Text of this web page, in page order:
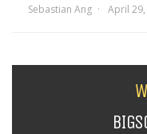
Sebastian Ang April 29,